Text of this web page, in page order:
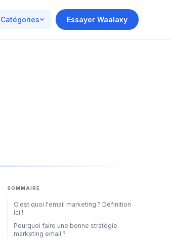
Catégories Essayer Waalaxy
SOMMAIRE
C'est quoi l'email marketing ? Définition
Ici !
Pourquoi faire une bonne stratégie
marketing email ?